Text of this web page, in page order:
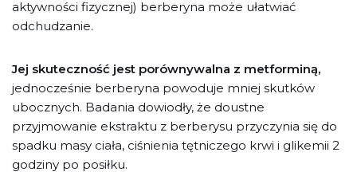
aktywności fizycznej) berberyna może ułatwiać
odchudzanie.
Jej skuteczność jest porównywalna z metforminą,
jednocześnie berberyna powoduje mniej skutków
ubocznych. Badania dowiodły, że doustne
przyjmowanie ekstraktu z berberysu przyczynia się do
spadku masy ciała, ciśnienia tętniczego krwi i glikemii 2
godziny po posiłku.